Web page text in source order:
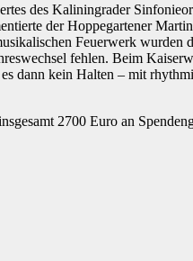
des Kaliningrader
der Hoppegartener
Feuerwerk
fehlen. Beim
dann kein Halten – mit
2700 Euro an